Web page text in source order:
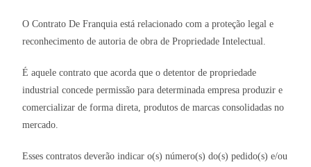
O Contrato De Franquia está relacionado com a proteção legal e
reconhecimento de autoria de obra de Propriedade Intelectual.
É aquele contrato que acorda que o detentor de propriedade
industrial concede permissão para determinada empresa produzir e
comercializar de forma direta, produtos de marcas consolidadas no
mercado.
Esses contratos deverão indicar o(s) número(s) do(s) pedido(s) e/ou